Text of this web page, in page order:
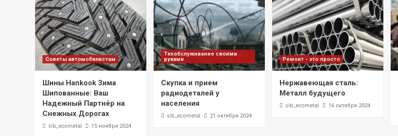
Советы автомобилистам
Шины Hankook Зима
Шипованные: Ваш
Надежный Партнёр на
Снежных Дорогах
sib_ecometal 15 ноября 2024
Техобслуживание своими
руками
Скупка и прием
радиодеталей у
населения
sib_ecometal 21 октября 2024
Ремонт - это просто
Нержавеющая сталь:
Металл будущего
sib_ecometal 16 октября 2024